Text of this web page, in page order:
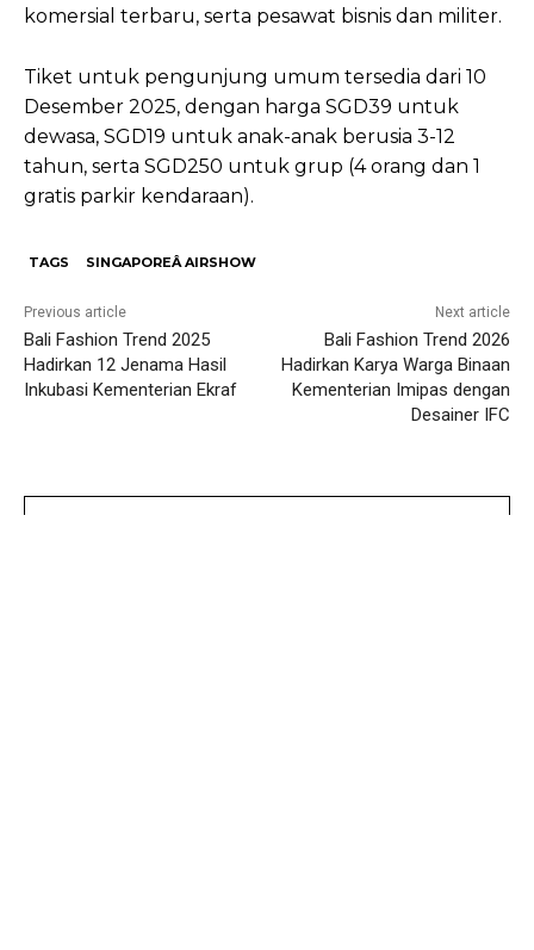
komersial terbaru, serta pesawat bisnis dan militer.
Tiket untuk pengunjung umum tersedia dari 10
Desember 2025, dengan harga SGD39 untuk
dewasa, SGD19 untuk anak-anak berusia 3-12
tahun, serta SGD250 untuk grup (4 orang dan 1
gratis parkir kendaraan).
TAGS SINGAPOREÂ AIRSHOW
Previous article
Bali Fashion Trend 2025
Hadirkan 12 Jenama Hasil
Inkubasi Kementerian Ekraf
Next article
Bali Fashion Trend 2026
Hadirkan Karya Warga Binaan
Kementerian Imipas dengan
Desainer IFC